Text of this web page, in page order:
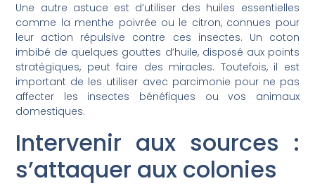
Une autre astuce est d’utiliser des huiles essentielles
comme la menthe poivrée ou le citron, connues pour
leur action répulsive contre ces insectes. Un coton
imbibé de quelques gouttes d’huile, disposé aux points
stratégiques, peut faire des miracles. Toutefois, il est
important de les utiliser avec parcimonie pour ne pas
affecter les insectes bénéfiques ou vos animaux
domestiques.
Intervenir aux sources :
s’attaquer aux colonies